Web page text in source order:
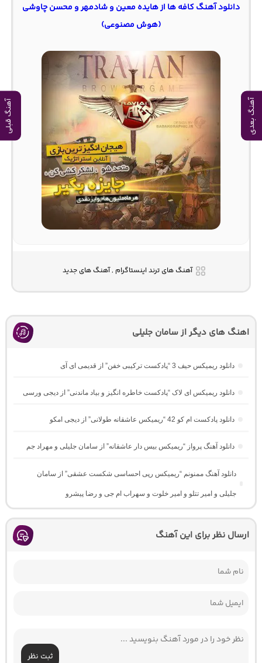
آهنگ بعدی آهنگ قبلی
دانلود آهنگ کافه ها از هایده معین و شادمهر و محسن چاوشی
(هوش مصنوعی)
آهنگ های ترند اینستاگرام , آهنگ های جدید
اهنگ های دیگر از سامان جلیلی
دانلود ریمیکس حیف 3 “پادکست ترکیبی خفن” از قدیمی ای آی
دانلود ریمیکس ای لاک “پادکست خاطره انگیز و بیاد ماندنی” از دیجی ورسی
دانلود پادکست ام کو 42 “ریمیکس عاشقانه طولانی” از دیجی امکو
دانلود آهنگ پرواز “ریمیکس بیس دار عاشقانه” از سامان جلیلی و مهراد جم
دانلود آهنگ ممنونم “ریمیکس رپی احساسی شکست عشقی” از سامان
جلیلی و امیر تتلو و امیر خلوت و سهراب ام جی و رضا پیشرو
ارسال نظر برای این آهنگ
ثبت نظر